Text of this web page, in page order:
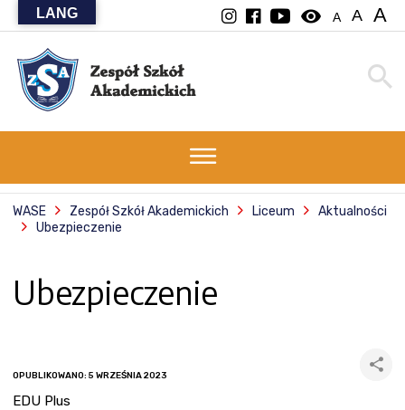
visibility A A A
WASE Zespół Szkół Akademickich Liceum
Aktualności
Ubezpieczenie
Ubezpieczenie
OPUBLIKOWANO: 5 WRZEŚNIA 2023
EDU Plus
LANG